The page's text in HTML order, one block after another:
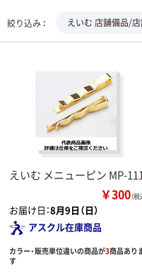
絞り込み えいむ 店舗備品/
えいむ メニューピン MP-111
￥300（税
お届け日：8月9日（日）
アスクル在庫商品
カラー・販売単位違いの商品が3商品あり
す